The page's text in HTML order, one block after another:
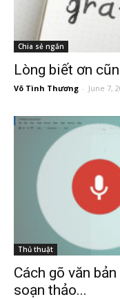
Chia sẻ ngắn
Lòng biết ơn
Võ Tình Thương - June 7,
Thủ thuật
Cách gõ văn
soạn thảo...